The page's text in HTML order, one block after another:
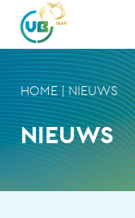
NIEUWS
HOME|NIEUWS